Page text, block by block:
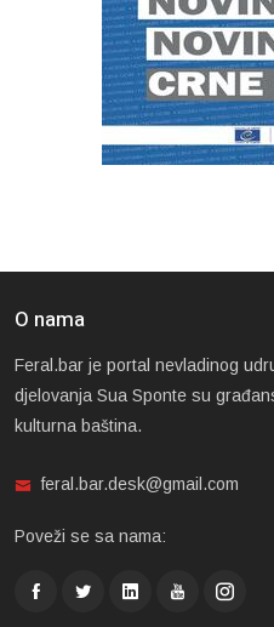
O nama
Feral.bar je portal nevladinog
djelovanja Sua Sponte su
kulturna baština.
feral.bar.desk@gmail.com
Poveži se sa nama: